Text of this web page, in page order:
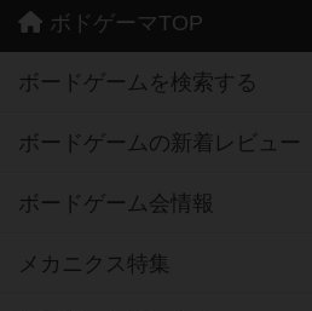
ボドゲーマTOP
ボードゲームを検索する
ボードゲームの新着レビュー
ボードゲーム会情報
メカニクス特集